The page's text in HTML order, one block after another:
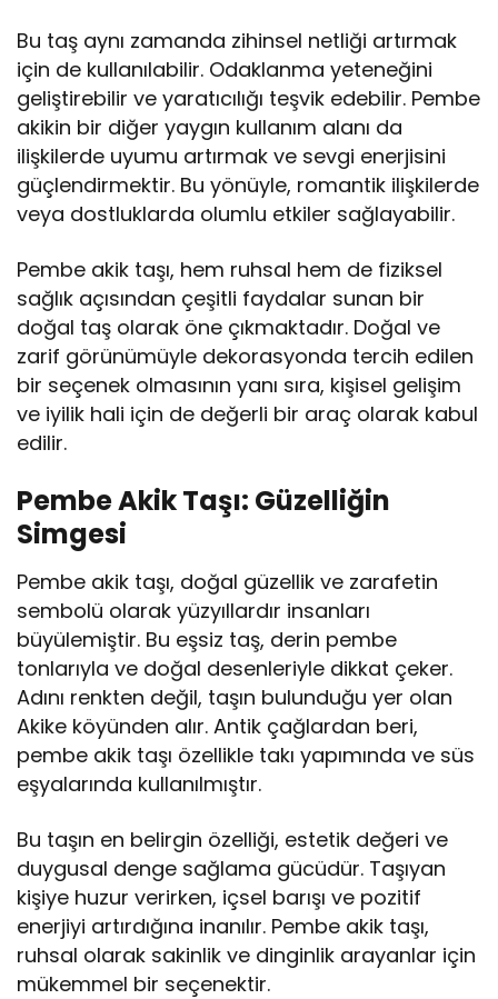
Bu taş aynı zamanda zihinsel netliği artırmak
için de kullanılabilir. Odaklanma yeteneğini
geliştirebilir ve yaratıcılığı teşvik edebilir. Pembe
akikin bir diğer yaygın kullanım alanı da
ilişkilerde uyumu artırmak ve sevgi enerjisini
güçlendirmektir. Bu yönüyle, romantik ilişkilerde
veya dostluklarda olumlu etkiler sağlayabilir.
Pembe akik taşı, hem ruhsal hem de fiziksel
sağlık açısından çeşitli faydalar sunan bir
doğal taş olarak öne çıkmaktadır. Doğal ve
zarif görünümüyle dekorasyonda tercih edilen
bir seçenek olmasının yanı sıra, kişisel gelişim
ve iyilik hali için de değerli bir araç olarak kabul
edilir.
Pembe Akik Taşı: Güzelliğin
Simgesi
Pembe akik taşı, doğal güzellik ve zarafetin
sembolü olarak yüzyıllardır insanları
büyülemiştir. Bu eşsiz taş, derin pembe
tonlarıyla ve doğal desenleriyle dikkat çeker.
Adını renkten değil, taşın bulunduğu yer olan
Akike köyünden alır. Antik çağlardan beri,
pembe akik taşı özellikle takı yapımında ve süs
eşyalarında kullanılmıştır.
Bu taşın en belirgin özelliği, estetik değeri ve
duygusal denge sağlama gücüdür. Taşıyan
kişiye huzur verirken, içsel barışı ve pozitif
enerjiyi artırdığına inanılır. Pembe akik taşı,
ruhsal olarak sakinlik ve dinginlik arayanlar için
mükemmel bir seçenektir.